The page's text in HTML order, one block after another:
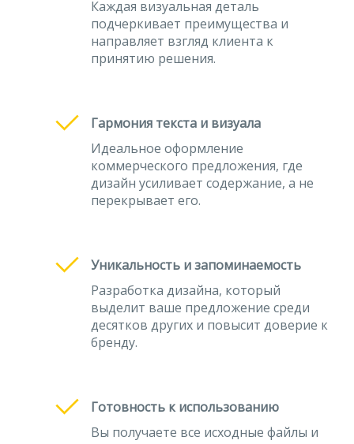
Каждая визуальная деталь
подчеркивает преимущества и
направляет взгляд клиента к
принятию решения.
Гармония текста и визуала
Идеальное оформление
коммерческого предложения, где
дизайн усиливает содержание, а не
перекрывает его.
Уникальность и запоминаемость
Разработка дизайна, который
выделит ваше предложение среди
десятков других и повысит доверие к
бренду.
Готовность к использованию
Вы получаете все исходные файлы и